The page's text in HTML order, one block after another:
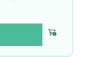
Voeg toe